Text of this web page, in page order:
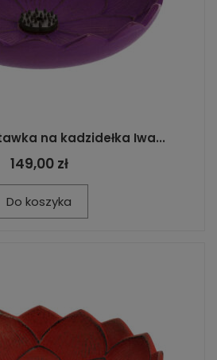
na kadzidełka Iwa...
149,00 zł
Do koszyka